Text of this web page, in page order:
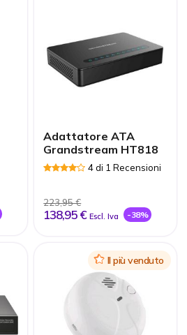
Adattatore ATA
Grandstream HT818
4 di 1 Recensioni
223,95 €
138,95 € Escl. Iva -38%
IconIl più venduto